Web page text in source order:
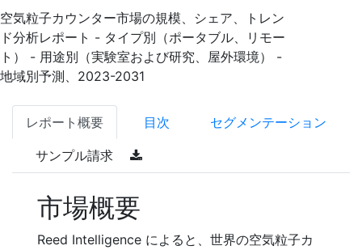
空気粒子カウンター市場の規模、シェア、トレン
ド分析レポート - タイプ別（ポータブル、リモー
ト） - 用途別（実験室および研究、屋外環境） -
地域別予測、2023-2031
レポート概要 目次 セグメンテーション
サンプル請求
市場概要
Reed Intelligence によると、世界の空気粒子カ